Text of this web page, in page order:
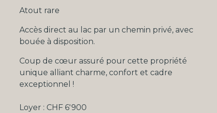
Atout rare
Accès direct au lac par un chemin privé, avec
bouée à disposition.
Coup de cœur assuré pour cette propriété
unique alliant charme, confort et cadre
exceptionnel !
Loyer : CHF 6'900